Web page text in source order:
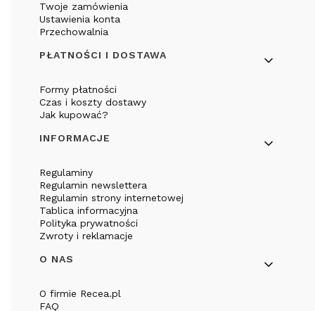
Twoje zamówienia
Ustawienia konta
Przechowalnia
PŁATNOŚCI I DOSTAWA
Formy płatności
Czas i koszty dostawy
Jak kupować?
INFORMACJE
Regulaminy
Regulamin newslettera
Regulamin strony internetowej
Tablica informacyjna
Polityka prywatności
Zwroty i reklamacje
O NAS
O firmie Recea.pl
FAQ